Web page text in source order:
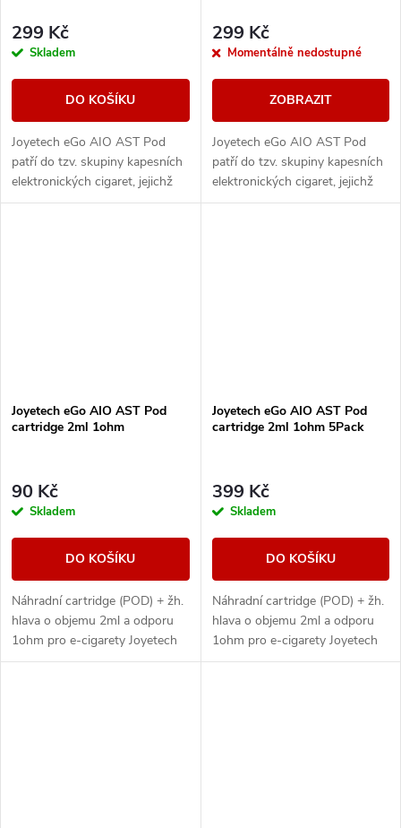
299 Kč
Skladem
DO KOŠÍKU
Joyetech eGo AIO AST Pod
patří do tzv. skupiny kapesních
elektronických cigaret, jejichž
výhodou jsou kompaktní
299 Kč
Momentálně nedostupné
ZOBRAZIT
Joyetech eGo AIO AST Pod
patří do tzv. skupiny kapesních
elektronických cigaret, jejichž
výhodou jsou kompaktní
Joyetech eGo AIO AST Pod
cartridge 2ml 1ohm
90 Kč
Skladem
DO KOŠÍKU
Náhradní cartridge (POD) + žh.
hlava o objemu 2ml a odporu
1ohm pro e-cigarety Joyetech
eGo AIO AST Pod a eGo POD.
Joyetech eGo AIO AST Pod
cartridge 2ml 1ohm 5Pack
399 Kč
Skladem
DO KOŠÍKU
Náhradní cartridge (POD) + žh.
hlava o objemu 2ml a odporu
1ohm pro e-cigarety Joyetech
eGo AIO AST Pod a eGo POD.